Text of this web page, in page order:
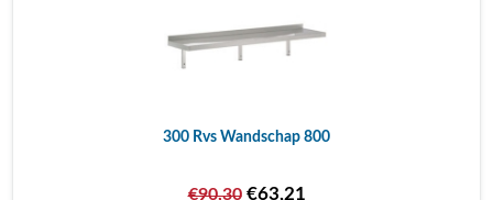
300 Rvs Wandschap 800
€90,30€63,21